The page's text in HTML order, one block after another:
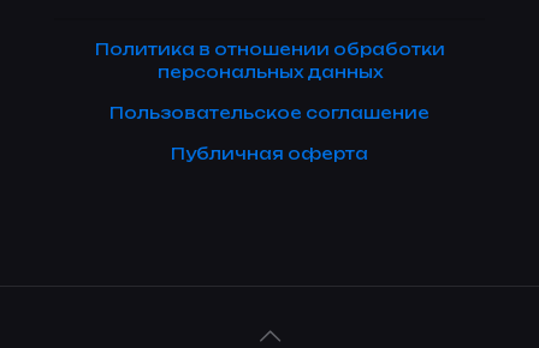
Политика в отношении обработки
персональных данных
Пользовательское соглашение
Публичная оферта